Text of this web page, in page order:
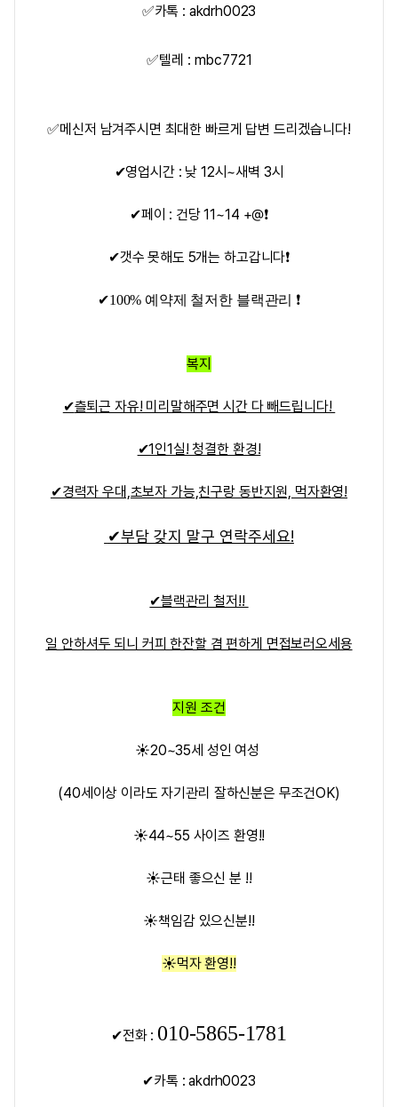
✅카톡 : akdrh0023
✅텔레 : mbc7721
✅메신저 남겨주시면 최대한 빠르게 답변 드리겠습니다!
✔영업시간 : 낮 12시~새벽 3시
✔페이 : 건당 11~14 +@❗
✔갯수 못해도 5개는 하고갑니다❗
✔100% 예약제 철저한 블랙관리 ❗
복지
✔츨퇴근 자유! 미리말해주면 시간 다 빼드립니다!
✔1인1실! 청결한 환경!
✔경력자 우대,초보자 가능,친구랑 동반지원, 먹자환영!
✔부담 갖지 말구 연락주세요!
✔블랙관리 철저!!
일 안하셔두 되니 커피 한잔할 겸 편하게 면접보러오세용
지원 조건
☀️20~35세 성인 여성
(40세이상 이라도 자기관리 잘하신분은 무조건OK)
☀️44~55 사이즈 환영!!
☀️근태 좋으신 분 !!
☀️책임감 있으신분!!
☀️먹자 환영!!
✔전화 : 010-5865-1781
✔카톡 : akdrh0023